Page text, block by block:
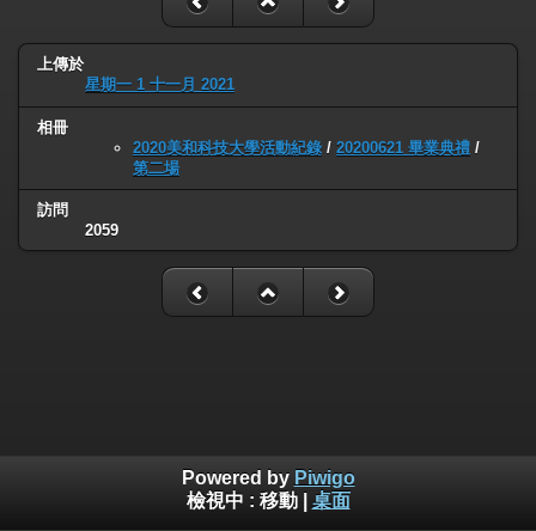
上傳於
星期一 1 十一月 2021
相冊
2020美和科技大學活動紀錄 / 20200621 畢業典禮 /
第二場
訪問
2059
Powered by Piwigo
檢視中 : 移動| 桌面